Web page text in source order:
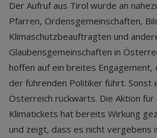
Der Aufruf aus Tirol wurde an
Pfarren, Ordensgemeinschaften,
Klimaschutzbeauftragten und
Glaubensgemeinschaften in
hoffen auf ein breites Engagement,
der führenden Politiker führt. Sonst
Österreich rückwärts. Die Aktion für
Klimatickets hat bereits Wirkung
und zeigt, dass es nicht vergebens